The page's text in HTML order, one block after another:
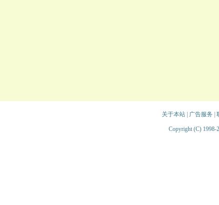
关于本站| 广告服务
Copyright (C) 1998-